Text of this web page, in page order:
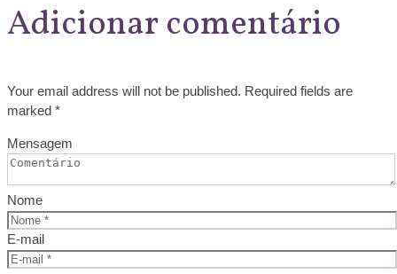
Adicionar comentário
Your email address will not be published. Required fields are
marked *
Mensagem
Nome
E-mail